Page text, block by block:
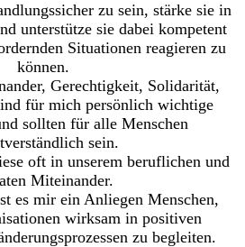
zu sein, stärke sie in
unterstütze sie dabei kompetent
Situationen reagieren zu
können.
Gerechtigkeit, Solidarität,
für mich persönlich wichtige
sollten für alle Menschen
sein.
oft in unserem beruflichen und
Miteinander.
es mir ein Anliegen Menschen,
wirksam in positiven
zu begleiten.